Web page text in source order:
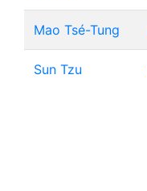
Mao Tsé-Tung
Sun Tzu